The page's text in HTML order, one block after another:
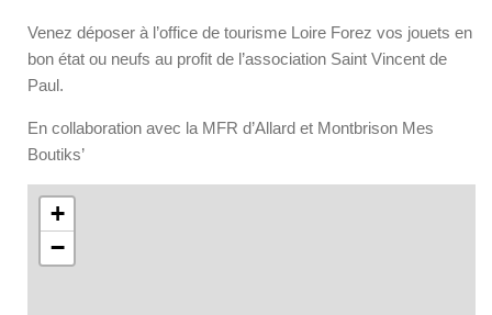
Venez déposer à l’office de tourisme Loire Forez vos jouets en
bon état ou neufs au profit de l’association Saint Vincent de
Paul.
En collaboration avec la MFR d’Allard et Montbrison Mes
Boutiks’
+
−